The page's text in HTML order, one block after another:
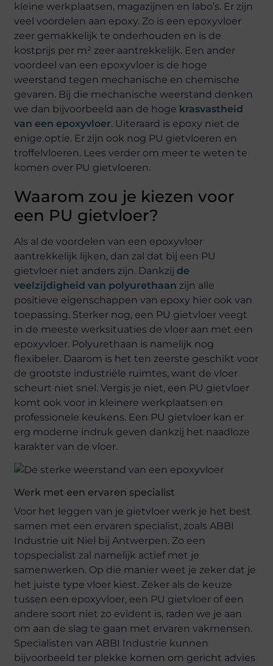
kleine werkplaatsen, magazijnen en labo’s. Er zijn
veel voordelen aan epoxy. Zo is een epoxyvloer
zeer gemakkelijk te onderhouden en is de
kostprijs per m² zeer aantrekkelijk. Een ander
voordeel van een epoxyvloer is de hoge
weerstand tegen mechanische en chemische
gevaren. Bij die mechanische weerstand denken
we dan bijvoorbeeld aan de hoge krasvastheid
van een epoxyvloer. Uiteraard is epoxy niet de
enige optie. Er zijn ook nog PU gietvloeren en
troffelvloeren. Lees verder om meer te weten te
komen over PU gietvloeren.
Waarom zou je kiezen voor
een PU gietvloer?
Als al de voordelen van een epoxyvloer
aantrekkelijk lijken, dan zal dat bij een PU
gietvloer niet anders zijn. Dankzijde
veelzijdigheid van polyurethaan zijn alle
positieve eigenschappen van epoxy hier ook van
toepassing. Sterker nog, een PU gietvloer veegt
in de meeste werksituaties de vloer aan met een
epoxyvloer. Polyurethaan is namelijk nog
flexibeler. Daarom is het ten zeerste geschikt voor
de grootste industriële ruimtes, want de vloer
scheurt niet snel. Vergis je niet, een PU gietvloer
komt ook voor in kleinere werkplaatsen en
professionele keukens. Een PU gietvloer kan er
erg moderne indruk geven dankzij het naadloze
karakter van de vloer.
Werk met een ervaren specialist
Voor het leggen van je gietvloer werk je het best
samen met een ervaren specialist, zoals ABBI
Industrie uit Niel bij Antwerpen. Zo een
topspecialist zal namelijk actief met je
samenwerken. Op die manier weet je zeker dat je
het juiste type vloer kiest. Zeker als de keuze
tussen een epoxyvloer, een PU gietvloer of een
andere soort niet zo evident is, raden we je aan
om aan de slag te gaan met ervaren vakmensen.
Specialisten van ABBI Industrie kunnen
bijvoorbeeld ter plekke komen om gericht advies